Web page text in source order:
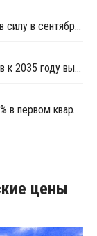
Новый регламент по химпродукции вступит в силу в сентябре 2027 года
Европейский рынок композитных материалов к 2035 году вырастет до USD47,5 млрд
Mitsubishi Chemical увеличила выручку на 14% в первом квартале японского финансового года
цены